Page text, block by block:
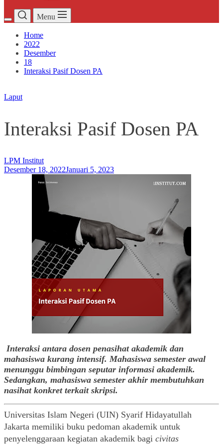
Menu
Home
2022
Desember
18
Interaksi Pasif Dosen PA
Laput
Interaksi Pasif Dosen PA
LPM Institut
Desember 18, 2022Januari 5, 2023
Interaksi antara dosen penasihat akademik dan
mahasiswa kurang intensif. Mahasiswa semester awal
menunggu bimbingan seputar informasi akademik.
Sedangkan, mahasiswa semester akhir membutuhkan
nasihat konkret terkait skripsi.
Universitas Islam Negeri (UIN) Syarif Hidayatullah
Jakarta memiliki buku pedoman akademik untuk
penyelenggaraan kegiatan akademik bagi civitas